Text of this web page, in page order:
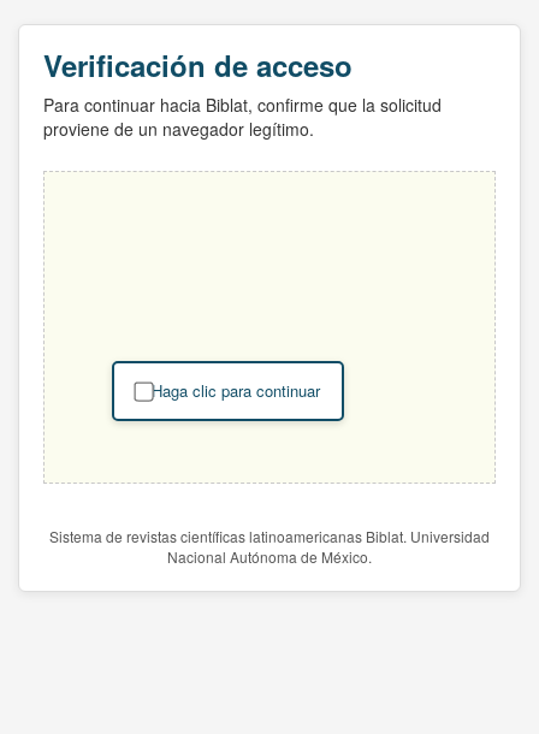
Verificación de acceso
Para continuar hacia Biblat, confirme que la solicitud
proviene de un navegador legítimo.
Haga clic para continuar
Sistema de revistas científicas latinoamericanas Biblat. Universidad
Nacional Autónoma de México.